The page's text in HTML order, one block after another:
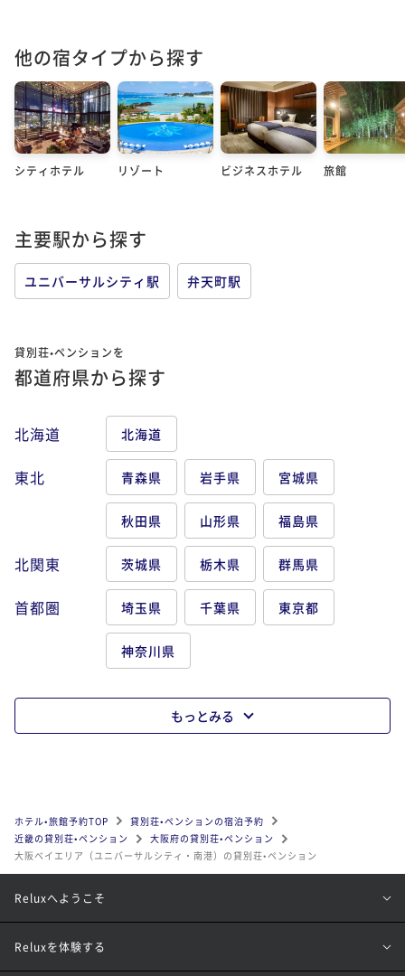
他の宿タイプから探す
シティホテル リゾート ビジネスホテル 旅館
主要駅から探す
ユニバーサルシティ駅 弁天町駅
貸別荘•ペンションを
都道府県から探す
北海道 北海道
東北 青森県 岩手県 宮城県
秋田県 山形県 福島県
北関東 茨城県 栃木県 群馬県
首都圏 埼玉県 千葉県 東京都
神奈川県
もっとみる
ホテル•旅館予約TOP
貸別荘•ペンションの宿泊予約
近畿の貸別荘•ペンション
大阪府の貸別荘•ペンション
大阪ベイエリア（ユニバーサルシティ・南港）の貸別荘•ペンション
Reluxへようこそ
Reluxを体験する